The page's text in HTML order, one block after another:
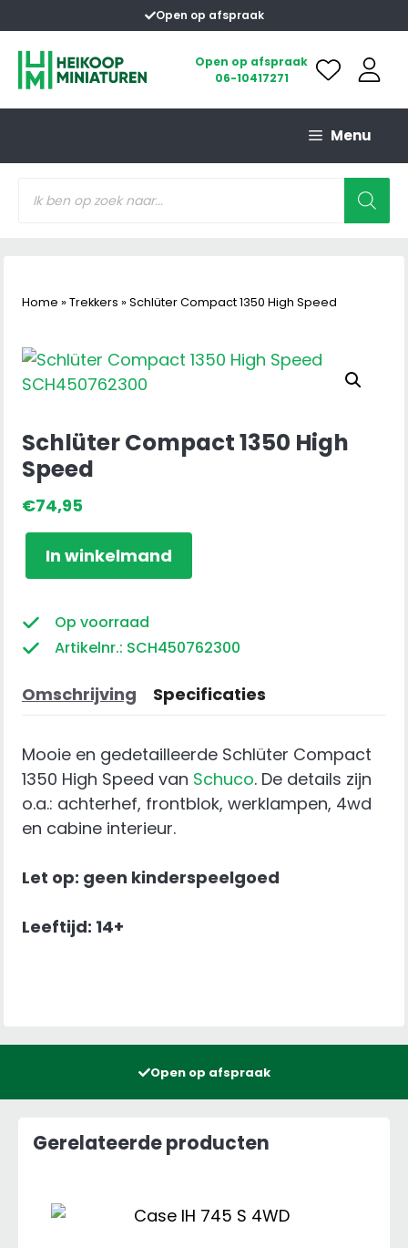
naar
inhoud
Open op afspraak
Open op afspraak
06-10417271
Menu
zoeken
Home » Trekkers » Schlüter Compact 1350 High Speed
Schlüter Compact 1350 High
Speed
€74,95
Schlüter
Compact
High
Speed
In winkelmand
Op voorraad
Artikelnr.: SCH450762300
Omschrijving Specificaties
Mooie en gedetailleerde Schlüter Compact
1350 High Speed van Schuco. De details zijn
o.a.: achterhef, frontblok, werklampen, 4wd
en cabine interieur.
Let op: geen kinderspeelgoed
Leeftijd: 14+
Open op afspraak
Gerelateerde producten